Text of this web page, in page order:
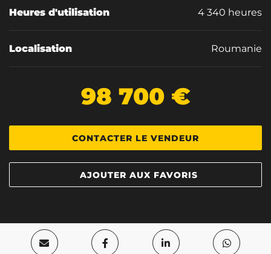
Heures d'utilisation 4 340 heures
Localisation Roumanie
98 700 €
CONTACTER LE VENDEUR
AJOUTER AUX FAVORIS